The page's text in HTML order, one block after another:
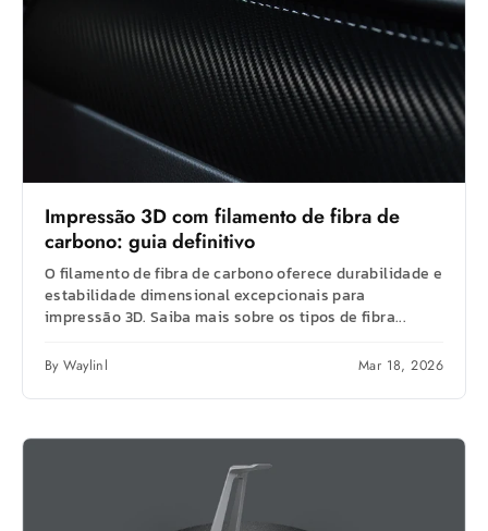
Impressão 3D com filamento de fibra de
carbono: guia definitivo
O filamento de fibra de carbono oferece durabilidade e
estabilidade dimensional excepcionais para
impressão 3D. Saiba mais sobre os tipos de fibra...
By Waylinl Mar 18, 2026